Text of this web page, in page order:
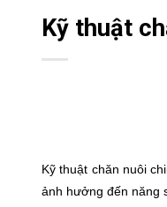
Kỹ thuật
Kỹ thuật chăn nuôi
ảnh hưởng đến năng